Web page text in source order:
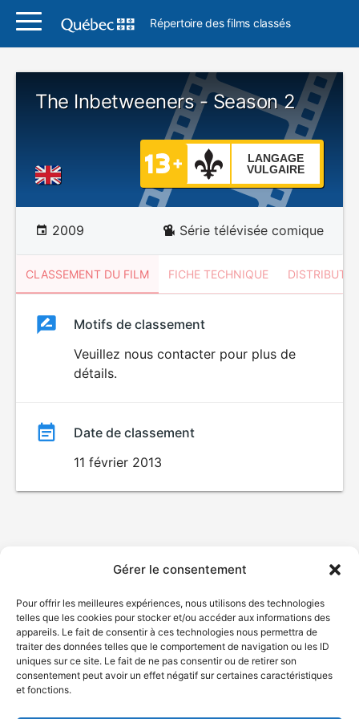
Gérer le consentement
Pour offrir les meilleures expériences, nous utilisons des technologies
telles que les cookies pour stocker et/ou accéder aux informations des
appareils. Le fait de consentir à ces technologies nous permettra de
traiter des données telles que le comportement de navigation ou les ID
uniques sur ce site. Le fait de ne pas consentir ou de retirer son
consentement peut avoir un effet négatif sur certaines caractéristiques
et fonctions.
Répertoire des films classés
The Inbetweeners - Season 2
LANGAGE
VULGAIRE
2009 Série télévisée comique
CLASSEMENT DU FILM FICHE TECHNIQUE
ClassementClassement
LANGAGE
Motifs de classement
Veuillez nous contacter pour plus de
détails.
Date de classement
11 février 2013